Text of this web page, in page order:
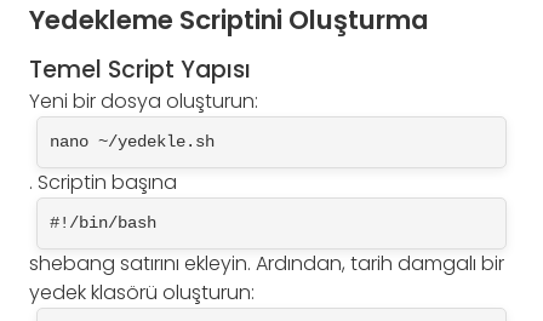
Yedekleme Scriptini Oluşturma
Temel Script Yapısı
Yeni bir dosya oluşturun:
nano ~/yedekle.sh
. Scriptin başına
#!/bin/bash
shebang satırını ekleyin. Ardından, tarih damgalı bir
yedek klasörü oluşturun: